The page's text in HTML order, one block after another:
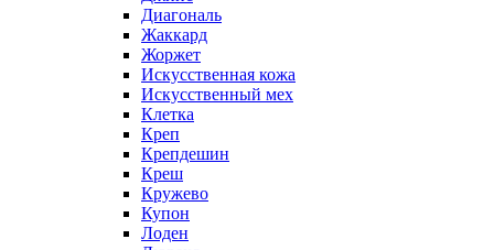
Диагональ
Жаккард
Жоржет
Искусственная кожа
Искусственный мех
Клетка
Креп
Крепдешин
Креш
Кружево
Купон
Лоден